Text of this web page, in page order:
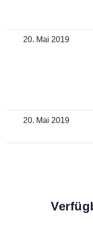
20. Mai 2019
20. Mai 2019